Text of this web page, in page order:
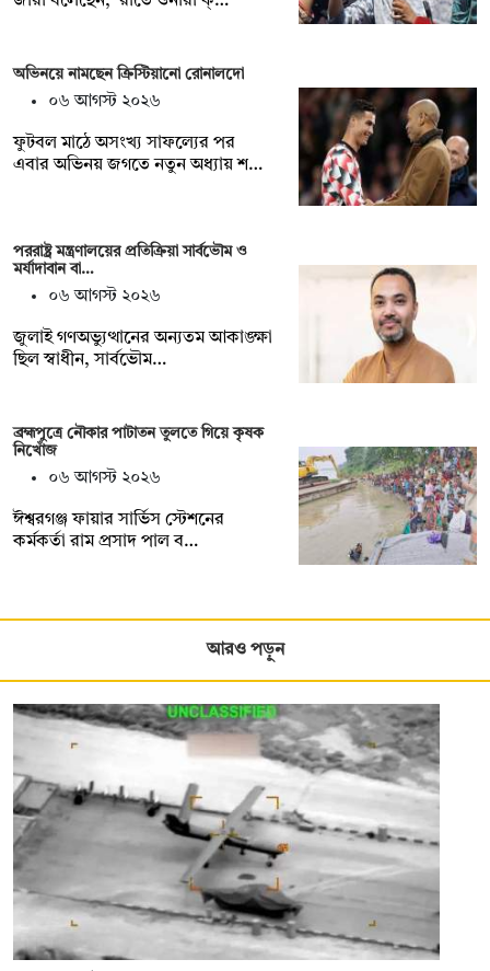
অভিনয়ে নামছেন ক্রিস্টিয়ানো রোনালদো
০৬ আগস্ট ২০২৬
ফুটবল মাঠে অসংখ্য সাফল্যের পর
এবার অভিনয় জগতে নতুন অধ্যায় শ…
পররাষ্ট্র মন্ত্রণালয়ের প্রতিক্রিয়া সার্বভৌম ও
মর্যাদাবান বা…
০৬ আগস্ট ২০২৬
জুলাই গণঅভ্যুত্থানের অন্যতম আকাঙ্ক্ষা
ছিল স্বাধীন, সার্বভৌম…
ব্রহ্মপুত্রে নৌকার পাটাতন তুলতে গিয়ে কৃষক
নিখোঁজ
০৬ আগস্ট ২০২৬
ঈশ্বরগঞ্জ ফায়ার সার্ভিস স্টেশনের
কর্মকর্তা রাম প্রসাদ পাল ব…
আরও পড়ুন